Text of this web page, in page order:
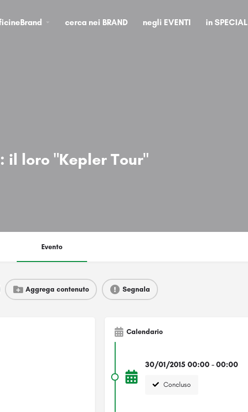
cerca nei BRAND negli EVENTI in SPECIAL
il loro "Kepler Tour"
Evento
Aggrega contenuto Segnala
Calendario
30/01/2015 00:00 - 00:00
Concluso